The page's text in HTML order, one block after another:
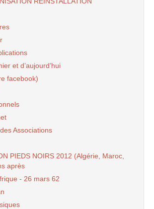
et d’aujourd’hui
facebook)
Associations
PIEDS NOIRS 2012 (Algérie, Maroc,
après
- 26 mars 62